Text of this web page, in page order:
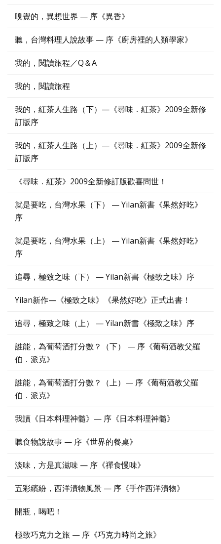
嗅覺的，異想世界 — 序《異香》
聽，台灣料理人說故事 — 序《廚房裡的人類學家》
我的，閱讀旅程／Q＆A
我的，閱讀旅程
我的，紅茶人生路（下）—《尋味．紅茶》2009全新修
訂版序
我的，紅茶人生路（上）—《尋味．紅茶》2009全新修
訂版序
《尋味．紅茶》2009全新修訂版歡喜問世！
就是要吃，台灣水果（下） — Yilan新書《果然好吃》
序
就是要吃，台灣水果（上） — Yilan新書《果然好吃》
序
追尋，極致之味（下） — Yilan新書《極致之味》序
Yilan新作—《極致之味》《果然好吃》正式出書！
追尋，極致之味（上） — Yilan新書《極致之味》序
誰能，為葡萄酒打分數？（下） — 序《葡萄酒教父羅
伯．派克》
誰能，為葡萄酒打分數？（上）— 序《葡萄酒教父羅
伯．派克》
我讀《日本料理神髓》— 序《日本料理神髓》
聽食物說故事 — 序《世界的餐桌》
淡味，方是真滋味 — 序《禪食慢味》
五彩繽紛，西洋漬物風景 — 序《手作西洋漬物》
開瓶，喝吧！
極致巧克力之旅 — 序《巧克力時尚之旅》